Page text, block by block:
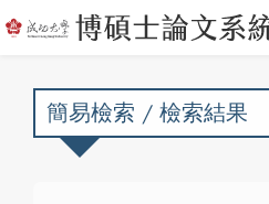
簡易檢索 / 檢索結果